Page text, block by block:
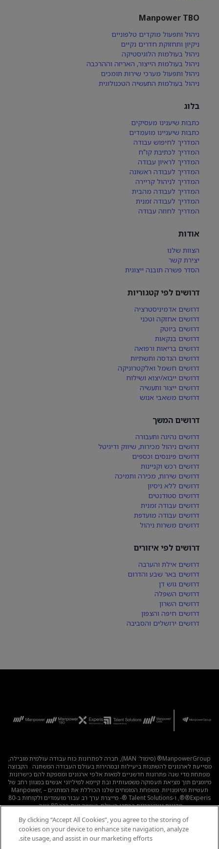
Manpower TBO
ניהול ותפעול מוקדים טלפוניים
ניקיון ותחזוקת חדרים נקיים
ניהול בעולמות הלוגיסטיקה
ניהול בעולמות הייצור, האריזה וההרכבה
ניהול ותפעול מערכי שירות תומכים
ניהול בעולמות התעשיה הטכנולוגית
בלוג
כתבות שיענינו מעסיקים
כתבות שיעניינו מועמדים
המדריך לחיפוש עבודה
המדריך לכתיבת קו"ח
המדריך לראיון עבודה
המדריך לעבודה ראשונה
המדריך לניהול קריירה
המדריך לעבודה מהבית
המדריך לעבודה זמנית
המדריך לחוזה עבודה
אודות
הצוות שלנו
יצירת קשר
הסדר פשרה תובנה ייצוגית
דרושים לפי קטגוריות
דרושים אדמיניסטרציה
דרושים אחזקה וטכני
דרושים ביוטק
דרושים בנקאות
דרושים בריאות ורפואה
דרושים הנדסה ותשתיות
דרושים חשמל ואלקטרוניקה
דרושים ייבוא/יצוא ושילוח
דרושים ייצור ותעשיה
דרושים משאבי אנוש
דרושים המשך
דרושים נהיגה ותעבורה
דרושים ניהול מכירות, שיווק ודיגיטל
דרושים פיננסים וכספים
דרושים רכש וקניינות
דרושים שירות, מכירה ותמיכה
דרושים ללא ניסיון
דרושים סטודנטים
דרושים עבודה זמנית
דרושים עבודה מועדפת
דרושים משרות ניהול
דרושים לפי איזורים
דרושים אילת והערבה
דרושים באר שבע והדרום
דרושים גוש דן
דרושים השפלה
דרושים השרון
דרושים חיפה והצפון
דרושים ירושלים והסביבה
ManpowerGroup® (סימול: MAN), חברה לפתרונות כוח עבודה עולמית מובילה,
מסייעת לארגונים להשתנות ביעילות ובמהירות בעולם העבודה המשתנה . הקבוצה
מפתחת מדי שנה פתרונות חדשניים למאות אלפי ארגונים ומספקת להם כישרונות
מיומנים תוך מציאת תעסוקה משמעותית ובת קיימא למיליוני אנשים במגוון רחב של
תעשיות ומיומנויות. משפחת המומחים שלנו הכוללת את המותגים – Manpower,
®Experis®, ו-Talent Solutions ®- מייצרת ערך רב עבור מועמדים ולקוחות ב-80
מדינות וטריטוריות ברחבי העולם, ועושה זאת כבר 80 שנה.
לכל המשרות | מדיניות הפרטיות | תנאי השימוש | נגישות
קוד אתי
|
By clicking “Accept All Cookies”, you agree to the storing of
cookies on your device to enhance site navigation, analyze
site usage, and assist in our marketing efforts.